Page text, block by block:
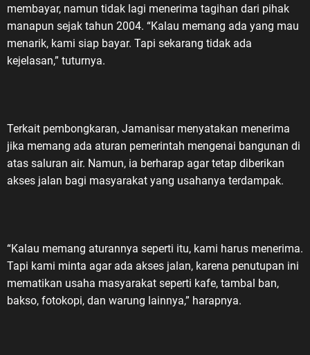
membayar, namun tidak lagi menerima tagihan dari pihak
manapun sejak tahun 2004. “Kalau memang ada yang mau
menarik, kami siap bayar. Tapi sekarang tidak ada
kejelasan,” tuturnya.
Terkait pembongkaran, Jamanisar menyatakan menerima
jika memang ada aturan pemerintah mengenai bangunan di
atas saluran air. Namun, ia berharap agar tetap diberikan
akses jalan bagi masyarakat yang usahanya terdampak.
“Kalau memang aturannya seperti itu, kami harus menerima.
Tapi kami minta agar ada akses jalan, karena penutupan ini
mematikan usaha masyarakat seperti kafe, tambal ban,
bakso, fotokopi, dan warung lainnya,” harapnya.